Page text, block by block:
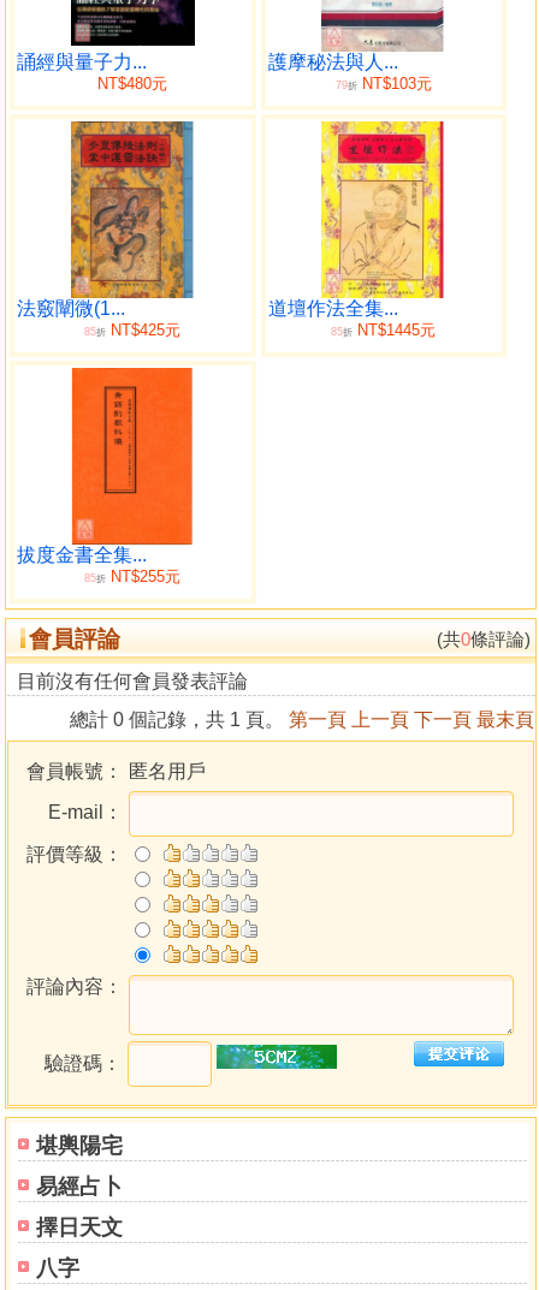
堪輿陽宅
易經占卜
擇日天文
八字
第一部 咒語為什麼有效？
1 咒語，宇宙共通的語言
心中存了怎樣的念頭，就會引動宇宙怎樣的力量。
2 咒語，接通宇宙能量的祕密通道
德國物理學家普朗克說：萬物因為力而得以興起與存
在……我們必須得假設在「力」的背後存在有意識、有智慧
的心智，這個心智就是萬物的母體。
3 咒語完整封存了神聖經典的精髓
咒語是一種神聖的記憶裝置，在此裝置內「完整封裝」了
一段神聖經典的核心要義。
4 細微心念擁有超乎想像的巨大影響力
不穩固；相反的，它時時刻刻都在變化。而這看似穩固的狀
態，其實涵藏無盡的細微變化。
5 一朝相連，永不分離－－從「因緣」到「量子糾纏」的神
一旦兩個物體發生連結，它們的關係就永遠存在。
6 心的力量有多大－－把「可能」轉變為「真實」的超能力
哪怕是一立方公尺的能量，也足以煮沸全世界的海洋。
7 意識創造出宇宙萬物
意識形成能量，能量創造宇宙萬物。
8 接通宇宙意識的直達車
心識意念結合咒語，呼喚宇宙的能量。
【第1咒】 阿彌陀佛心咒－－呼喚宇宙的祝福能量
1 宇宙西方的智慧光是祝福的源頭
呼喚宇宙西方的無量智慧光，與我們的身心靈共振，便是
最大的祝福力。
2 借助他力，到達淨土
人們必須借助宇宙的智慧能量，才有機會前往純淨美好的
3 諸佛是宇宙智慧能量的匯聚處
4 喚醒本有的覺醒能力
運用咒語，可以協助人們開發那潛藏在心靈深處的智慧能
量。
5 「南摩」能啟動一百分的祝福力
「南摩」是威力強大的咒字，代表心靈意識全部地奉獻給
神聖的宇宙智者，能啟動一百分的祝福能量。
【第2咒】六字真言－－開啟善待自己、善待他人的慈悲心
誦經與量子力...
NT$480元
護摩秘法與人...
79折NT$103元
法竅闡微(1...
85折 NT$425元
道壇作法全集...
85折 NT$1445元
拔度金書全集...
85折 NT$255元
會員評論 (共0條評論)
目前沒有任何會員發表評論
總計 0 個記錄，共 1 頁。 第一頁 上一頁 下一頁 最末頁
會員帳號：
匿名用戶
E-mail：
評價等級：
評論內容：
驗證碼：